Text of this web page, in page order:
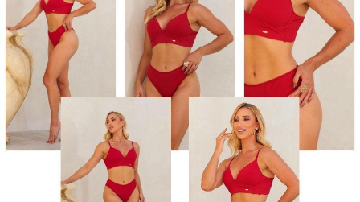
TOP
CINTAS
CONJUNTO DE LINGERIE SEM BOJO
FITNESS
MEIAS
PIJAMAS INFANTIL
PIJAMAS INVERNO
PIJAMAS VERÃO
TODOS DE PROMOÇÕES